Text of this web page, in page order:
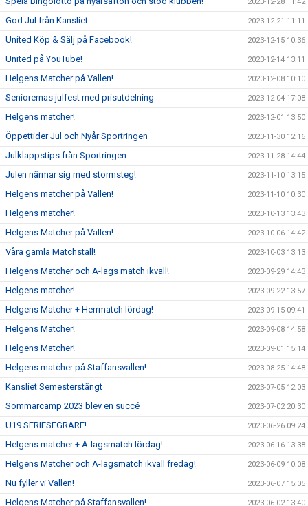
God Jul från Kansliet 2023-12-21 11:11
United Köp & Sälj på Facebook! 2023-12-15 10:36
United på YouTube! 2023-12-14 13:11
Helgens Matcher på Vallen! 2023-12-08 10:10
Seniorernas julfest med prisutdelning 2023-12-04 17:08
Helgens matcher! 2023-12-01 13:50
Öppettider Jul och Nyår Sportringen 2023-11-30 12:16
Julklappstips från Sportringen 2023-11-28 14:44
Julen närmar sig med stormsteg! 2023-11-10 13:15
Helgens matcher på Vallen! 2023-11-10 10:30
Helgens matcher! 2023-10-13 13:43
Helgens Matcher på Vallen! 2023-10-06 14:42
Våra gamla Matchställ! 2023-10-03 13:13
Helgens Matcher och A-lags match ikväll! 2023-09-29 14:43
Helgens matcher! 2023-09-22 13:57
Helgens Matcher + Herrmatch lördag! 2023-09-15 09:41
Helgens Matcher! 2023-09-08 14:58
Helgens Matcher! 2023-09-01 15:14
Helgens matcher på Staffansvallen! 2023-08-25 14:48
Kansliet Semesterstängt 2023-07-05 12:03
Sommarcamp 2023 blev en succé 2023-07-02 20:30
U19 SERIESEGRARE! 2023-06-26 09:24
Helgens matcher + A-lagsmatch lördag! 2023-06-16 13:38
Helgens Matcher och A-lagsmatch ikväll fredag! 2023-06-09 10:08
Nu fyller vi Vallen! 2023-06-07 15:05
Helgens Matcher på Staffansvallen! 2023-06-02 13:40